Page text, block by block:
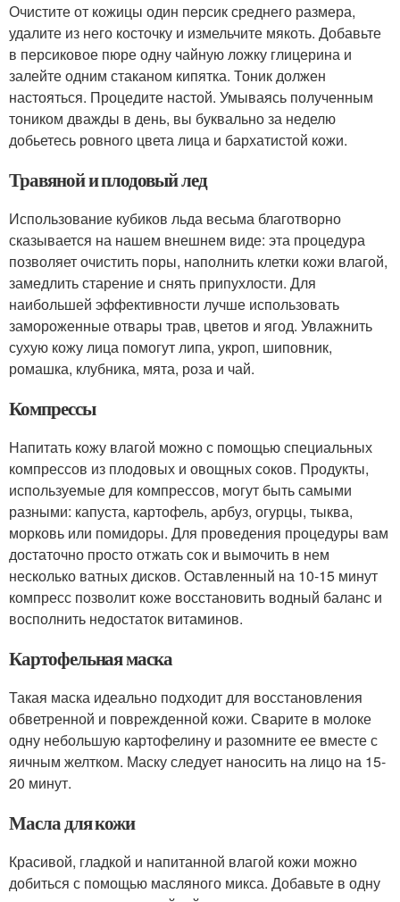
Очистите от кожицы один персик среднего размера,
удалите из него косточку и измельчите мякоть. Добавьте
в персиковое пюре одну чайную ложку глицерина и
залейте одним стаканом кипятка. Тоник должен
настояться. Процедите настой. Умываясь полученным
тоником дважды в день, вы буквально за неделю
добьетесь ровного цвета лица и бархатистой кожи.
Травяной и плодовый лед
Использование кубиков льда весьма благотворно
сказывается на нашем внешнем виде: эта процедура
позволяет очистить поры, наполнить клетки кожи влагой,
замедлить старение и снять припухлости. Для
наибольшей эффективности лучше использовать
замороженные отвары трав, цветов и ягод. Увлажнить
сухую кожу лица помогут липа, укроп, шиповник,
ромашка, клубника, мята, роза и чай.
Компрессы
Напитать кожу влагой можно с помощью специальных
компрессов из плодовых и овощных соков. Продукты,
используемые для компрессов, могут быть самыми
разными: капуста, картофель, арбуз, огурцы, тыква,
морковь или помидоры. Для проведения процедуры вам
достаточно просто отжать сок и вымочить в нем
несколько ватных дисков. Оставленный на 10-15 минут
компресс позволит коже восстановить водный баланс и
восполнить недостаток витаминов.
Картофельная маска
Такая маска идеально подходит для восстановления
обветренной и поврежденной кожи. Сварите в молоке
одну небольшую картофелину и разомните ее вместе с
яичным желтком. Маску следует наносить на лицо на 15-
20 минут.
Масла для кожи
Красивой, гладкой и напитанной влагой кожи можно
добиться с помощью масляного микса. Добавьте в одну